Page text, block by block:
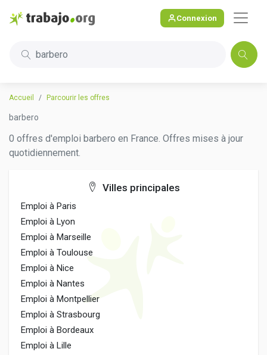
Connexion
barbero
Accueil Parcourir les offres
barbero
0 offres d'emploi barbero en France. Offres mises à jour
quotidiennement.
Villes principales
Emploi à Paris
Emploi à Lyon
Emploi à Marseille
Emploi à Toulouse
Emploi à Nice
Emploi à Nantes
Emploi à Montpellier
Emploi à Strasbourg
Emploi à Bordeaux
Emploi à Lille